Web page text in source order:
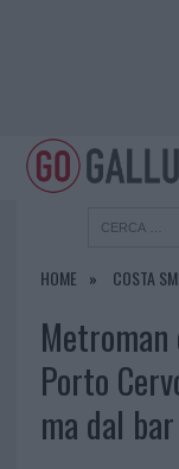
HOME COSTA
Metroman
Porto
ma dal